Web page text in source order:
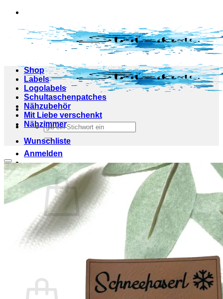
Zum
springen
Suchen
nach:
Anmelden
Warenkorb /0,00€ 0
Es befinden sich keine Produkte im Warenkorb.
Shop
Labels
Logolabels
Schultaschenpatches
Nähzubehör
Mit Liebe verschenkt
Nähzimmer
Wunschliste
Add to wishlist